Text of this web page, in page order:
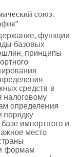
союз.
функции
базовых
принципы
средств в
налоговому
определения
порядку
импортного и
место
формам